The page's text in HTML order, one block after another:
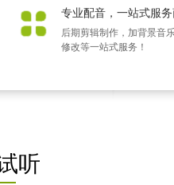
专业配音，一站式服
后期剪辑制作，加背景音
修改等一站式服务！
听